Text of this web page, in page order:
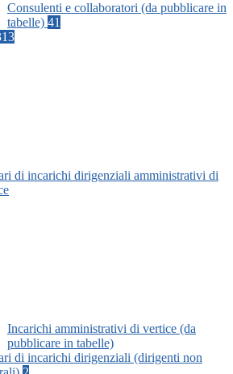
Consulenti e collaboratori (da pubblicare in
tabelle) 41
di incarichi dirigenziali amministrativi di
Incarichi amministrativi di vertice (da
pubblicare in tabelle)
di incarichi dirigenziali (dirigenti non